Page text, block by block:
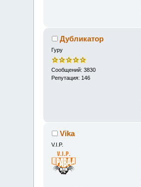
Дубликатор
Гуру
Сообщений: 3830
Репутация: 146
Vika
V.I.P.